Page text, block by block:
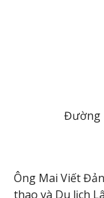
Đường
Ông Mai Viết
thao và Du lịch